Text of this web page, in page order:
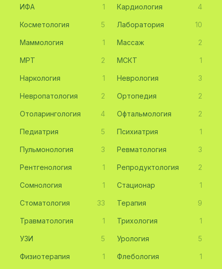
ИФА 1 Кардиология 4
Косметология 5 Лаборатория 10
Маммология 1 Массаж 2
МРТ 2 МСКТ 1
Наркология 1 Неврология 3
Невропатология 2 Ортопедия 2
Отоларингология 4 Офтальмология 2
Педиатрия 5 Психиатрия 1
Пульмонология 3 Ревматология 3
Рентгенология 1 Репродуктология 2
Сомнология 1 Стационар 1
Стоматология 33 Терапия 9
Травматология 1 Трихология 1
УЗИ 5 Урология 5
Физиотерапия 1 Флебология 1